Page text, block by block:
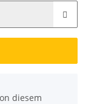
diesem